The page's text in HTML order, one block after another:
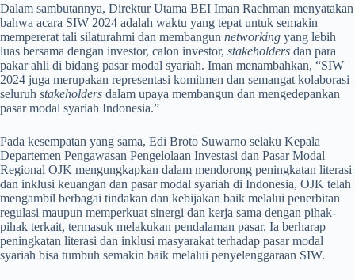
Dalam sambutannya, Direktur Utama BEI Iman Rachman menyatakan
bahwa acara SIW 2024 adalah waktu yang tepat untuk semakin
mempererat tali silaturahmi dan membangun networking yang lebih
luas bersama dengan investor, calon investor, stakeholders dan para
pakar ahli di bidang pasar modal syariah. Iman menambahkan, “SIW
2024 juga merupakan representasi komitmen dan semangat kolaborasi
seluruh stakeholders dalam upaya membangun dan mengedepankan
pasar modal syariah Indonesia.”
Pada kesempatan yang sama, Edi Broto Suwarno selaku Kepala
Departemen Pengawasan Pengelolaan Investasi dan Pasar Modal
Regional OJK mengungkapkan dalam mendorong peningkatan literasi
dan inklusi keuangan dan pasar modal syariah di Indonesia, OJK telah
mengambil berbagai tindakan dan kebijakan baik melalui penerbitan
regulasi maupun memperkuat sinergi dan kerja sama dengan pihak-
pihak terkait, termasuk melakukan pendalaman pasar. Ia berharap
peningkatan literasi dan inklusi masyarakat terhadap pasar modal
syariah bisa tumbuh semakin baik melalui penyelenggaraan SIW.